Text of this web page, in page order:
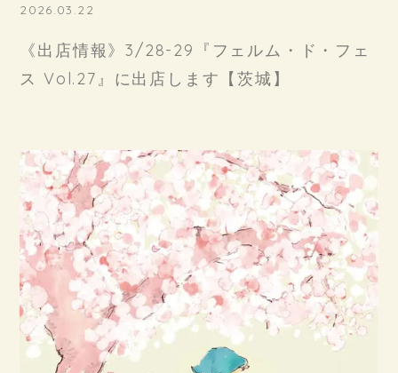
2026.03.22
《出店情報》3/28-29『フェルム・ド・フェ
ス Vol.27』に出店します【茨城】